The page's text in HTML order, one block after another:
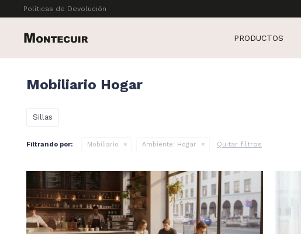
PRODUCTOS
Políticas de Devolución
Mobiliario Hogar
Sillas
Filtrando por: Mobiliario Ambiente: Hogar Quitar filtros